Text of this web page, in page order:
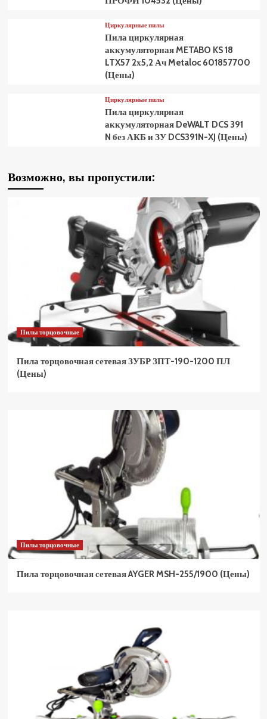
Циркулярные пилы
Пила циркулярная
аккумуляторная METABO KS 18
LTX57 2х5,2 Ач Metaloc 601857700
(Цены)
Циркулярные пилы
Пила циркулярная
аккумуляторная DeWALT DCS 391
N без АКБ и ЗУ DCS391N-XJ (Цены)
Возможно, вы пропустили:
Пилы торцовочные
Пила торцовочная сетевая ЗУБР ЗПТ-190-1200 ПЛ
(Цены)
Пилы торцовочные
Пила торцовочная сетевая AYGER MSH-255/1900 (Цены)